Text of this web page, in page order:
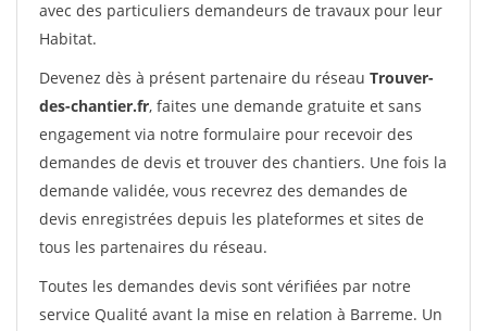
avec des particuliers demandeurs de travaux pour leur
Habitat.
Devenez dès à présent partenaire du réseau Trouver-
des-chantier.fr, faites une demande gratuite et sans
engagement via notre formulaire pour recevoir des
demandes de devis et trouver des chantiers. Une fois la
demande validée, vous recevrez des demandes de
devis enregistrées depuis les plateformes et sites de
tous les partenaires du réseau.
Toutes les demandes devis sont vérifiées par notre
service Qualité avant la mise en relation à Barreme. Un